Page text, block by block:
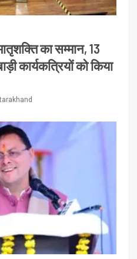
का सम्मान, 13
कार्यकत्रियों को किया